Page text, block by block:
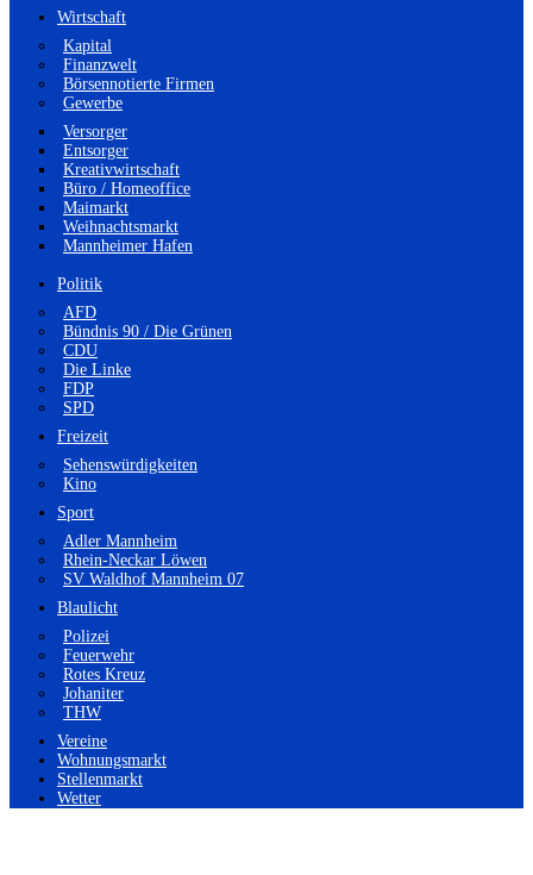
Wirtschaft
Kapital
Finanzwelt
Börsennotierte Firmen
Gewerbe
Versorger
Entsorger
Kreativwirtschaft
Büro / Homeoffice
Maimarkt
Weihnachtsmarkt
Mannheimer Hafen
Politik
AFD
Bündnis 90 / Die Grünen
CDU
Die Linke
FDP
SPD
Freizeit
Sehenswürdigkeiten
Kino
Sport
Adler Mannheim
Rhein-Neckar Löwen
SV Waldhof Mannheim 07
Blaulicht
Polizei
Feuerwehr
Rotes Kreuz
Johaniter
THW
Vereine
Wohnungsmarkt
Stellenmarkt
Wetter